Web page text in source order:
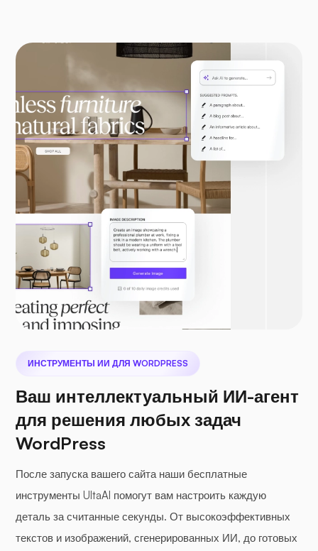
ИНСТРУМЕНТЫ ИИ ДЛЯ WORDPRESS
Ваш интеллектуальный ИИ-агент
для решения любых задач
WordPress
После запуска вашего сайта наши бесплатные
инструменты UltaAI помогут вам настроить каждую
деталь за считанные секунды. От высокоэффективных
текстов и изображений, сгенерированных ИИ, до готовых